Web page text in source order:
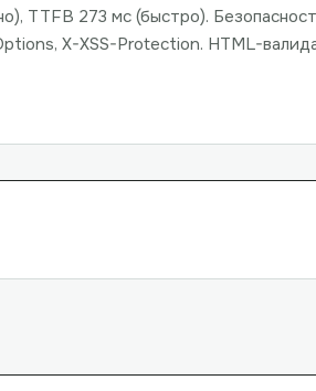
TTFB 273 мс (быстро).
X-XSS-Protection. HTML-